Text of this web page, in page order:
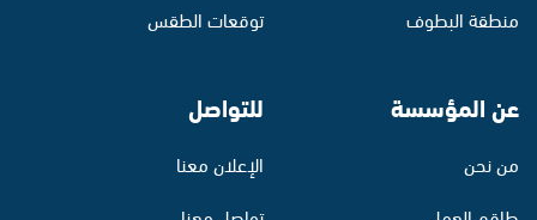
منطقة البطوف
توقعات الطقس
عن المؤسسة
من نحن
للتواصل
الإعلان معنا